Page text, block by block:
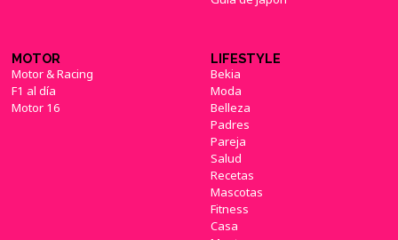
MOTOR
Motor & Racing
F1 al día
Motor 16
LIFESTYLE
Bekia
Moda
Belleza
Padres
Pareja
Salud
Recetas
Mascotas
Fitness
Casa